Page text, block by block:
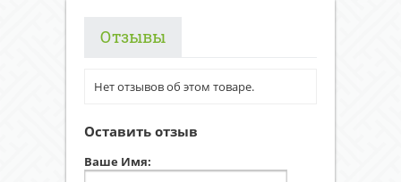
Отзывы
Нет отзывов об этом товаре.
Оставить отзыв
Ваше Имя: